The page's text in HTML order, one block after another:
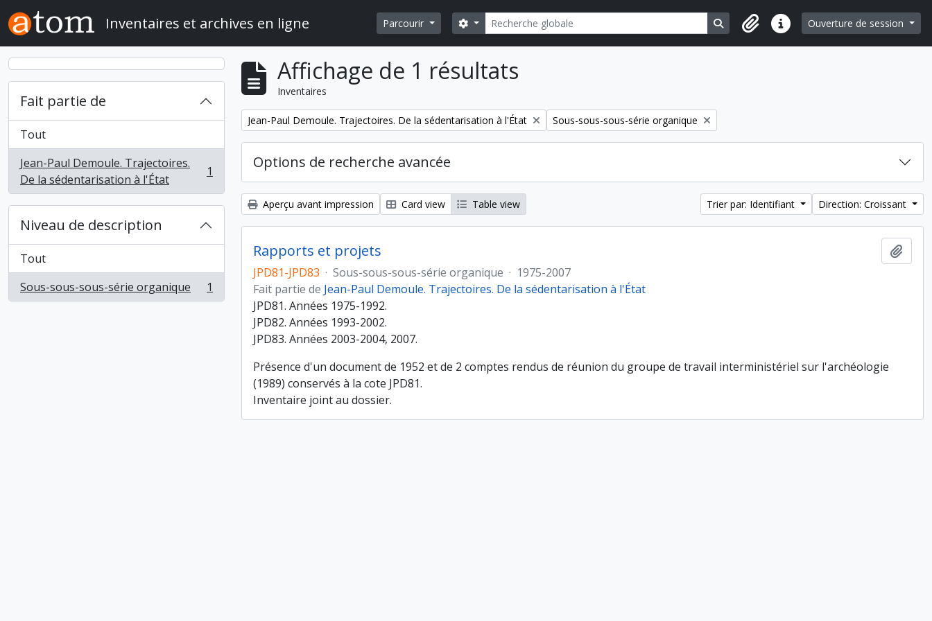
Skip to main content
Inventaires et archives en ligne Parcourir Rechercher
Search options Search in browse page
Liens rapidesOuverture de session
Fait partie de
Tout
Jean-Paul Demoule. Trajectoires.
De la sédentarisation à l'État
, 1 résultats 1
Niveau de description
Tout
Sous-sous-sous-série organique
, 1 résultats 1
Affichage de 1 résultats
Inventaires
Remove filter:
Jean-Paul Demoule. Trajectoires. De la sédentarisation à l'État Remove filter:
Sous-sous-sous-série organique
Options de recherche avancée
Aperçu avant impression Card view Table view Trier par: Identifiant Direction: Croissant
Rapports et projets
JPD81-JPD83 · Sous-sous-sous-série organique · 1975-2007
Fait partie de Jean-Paul Demoule. Trajectoires. De la sédentarisation à l'État
JPD81. Années 1975-1992.
JPD82. Années 1993-2002.
JPD83. Années 2003-2004, 2007.
Présence d'un document de 1952 et de 2 comptes rendus de réunion du groupe de travail interministériel sur l'archéologie
(1989) conservés à la cote JPD81.
Inventaire joint au dossier.